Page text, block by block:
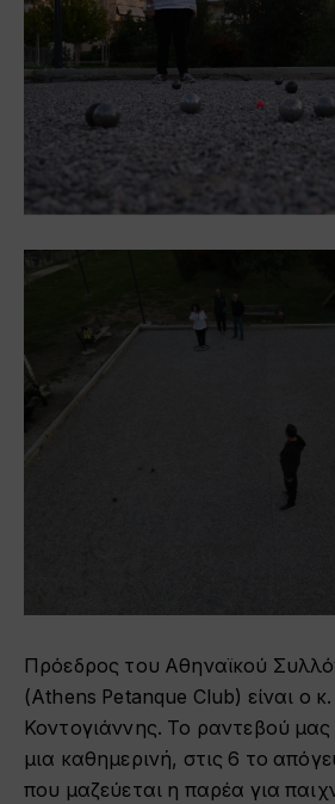
Πρόεδρος του Αθηναϊκού
(Athens Petanque Club) είναι ο
Κοντογιάννης. Το ραντεβού μας
μια καθημερινή, στις 6 το
που μαζεύεται η παρέα για